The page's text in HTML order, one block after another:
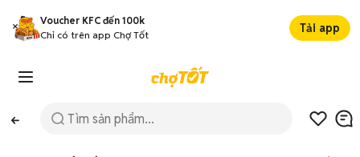
Voucher KFC đến 100k
Chỉ có trên app Chợ Tốt
Tải app